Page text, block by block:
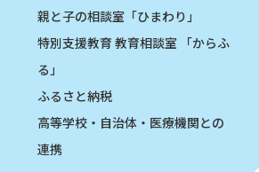
親と子の相談室「ひまわり」
特別支援教育 教育相談室 「からふ
る」
ふるさと納税
高等学校・自治体・医療機関との
連携